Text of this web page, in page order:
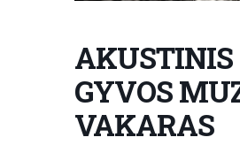
AKUSTINIS
GYVOS
VAKARAS